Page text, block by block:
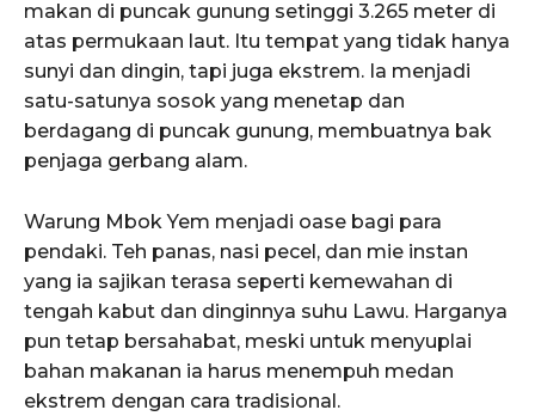
makan di puncak gunung setinggi 3.265 meter di
atas permukaan laut. Itu tempat yang tidak hanya
sunyi dan dingin, tapi juga ekstrem. Ia menjadi
satu-satunya sosok yang menetap dan
berdagang di puncak gunung, membuatnya bak
penjaga gerbang alam.
Warung Mbok Yem menjadi oase bagi para
pendaki. Teh panas, nasi pecel, dan mie instan
yang ia sajikan terasa seperti kemewahan di
tengah kabut dan dinginnya suhu Lawu. Harganya
pun tetap bersahabat, meski untuk menyuplai
bahan makanan ia harus menempuh medan
ekstrem dengan cara tradisional.